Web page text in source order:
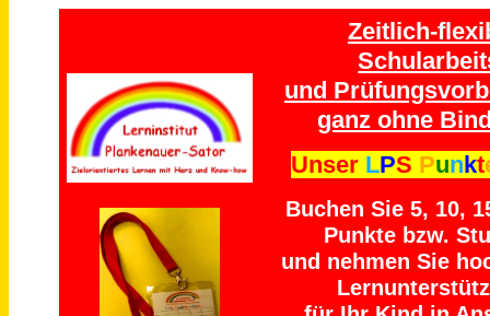
Zeitlich-
und
ganz ohne
Unser LPS Pun kt
Buchen Sie 5, 10,
Punkte bzw.
und nehmen Sie